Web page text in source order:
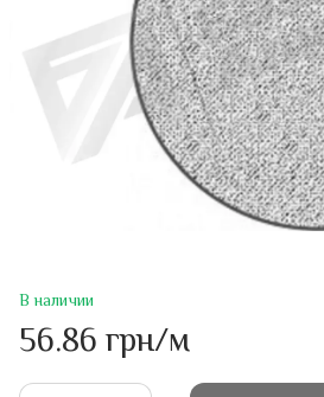
В наличии
56.86 грн/м